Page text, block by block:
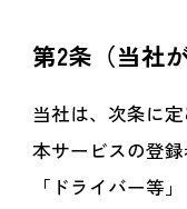
第2条（当社
当社は、次条に
本サービスの登
「ドライバー等